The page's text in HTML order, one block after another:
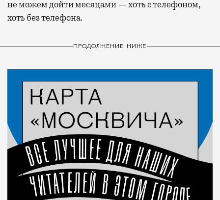
не можем дойти месяцами — хоть с телефоном,
хоть без телефона.
ПРОДОЛЖЕНИЕ НИЖЕ